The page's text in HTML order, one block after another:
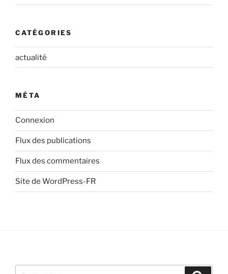
CATÉGORIES
actualité
MÉTA
Connexion
Flux des publications
Flux des commentaires
Site de WordPress-FR